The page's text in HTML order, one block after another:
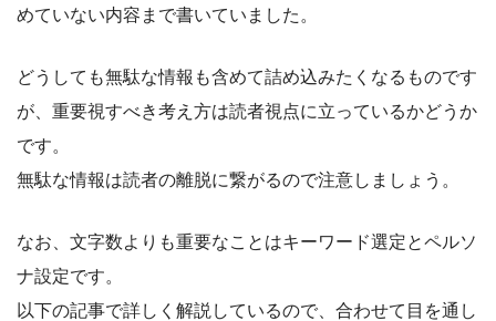
めていない内容まで書いていました。
どうしても無駄な情報も含めて詰め込みたくなるものです
が、重要視すべき考え方は読者視点に立っているかどうか
です。
無駄な情報は読者の離脱に繋がるので注意しましょう。
なお、文字数よりも重要なことはキーワード選定とペルソ
ナ設定です。
以下の記事で詳しく解説しているので、合わせて目を通し